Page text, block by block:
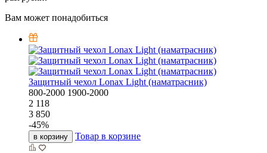
Вам может понадобиться
Защитный чехол Lonax Light (наматрасник)
800-2000 1900-2000
2 118
3 850
-45%
в корзину Товар в корзине